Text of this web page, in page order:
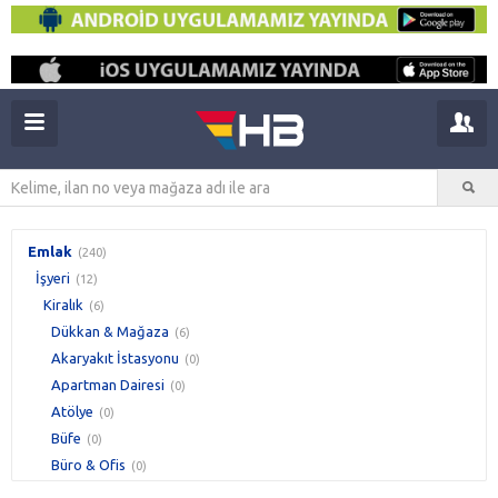
Emlak (240)
İşyeri (12)
Kiralık (6)
Dükkan & Mağaza (6)
Akaryakıt İstasyonu (0)
Apartman Dairesi (0)
Atölye (0)
Büfe (0)
Büro & Ofis (0)